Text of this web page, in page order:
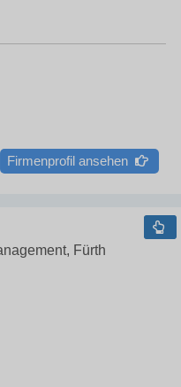
Firmenprofil ansehen
Fürth